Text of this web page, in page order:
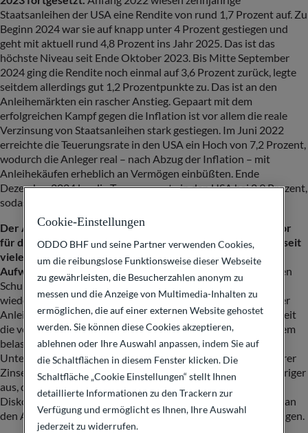
Staatsanleihen der USA eine Rendite von rund 1,7 Prozent auf. Zu
Beginn 2024 war sie auf knapp unter 4 Prozent gestiegen und
geht mit aktuell rund 4,8 Prozent ins Jahr 2025. Das ist das
höchste Niveau seit Ende Oktober 2023. Bis Mitte September
2024 ging die Rendite noch einmal auf 3,6 Prozent zurück, legte
seitdem allerdings gut 1,2 Prozentpunkte zu. Das ist an den
Anleihemärkten ein rascher Anstieg. Gepaart mit dem
erfolgreichen Kampf gegen die Inflation ist vor allem die reale
Verzinsung von Staatsanleihen stark gestiegen. Im Juni 2022
erreichte die Teuerungsrate in den USA ein Hoch von 7,2 Prozent,
wodurch die Anleger real – nach Abzug der Inflation – mit
Anleihekäufen erheblich an Vermögen einbüßten. Ende
Dezember 2024 lag die Teuerungsrate in den USA bei 2,9 Prozent,
sodass Anleger mit Anleihen nun auch real ein Plus erzielen.
Der Anstieg der Renditen könnte sich zu einem Risikofaktor
für die amerikanischen Aktienmärkte entwickeln, die sich seit
vielen Jahren in einer bemerkenswert langen
Aufwärtsbewegung befinden.
Hohe Anleiherenditen machen
Schuldtitel selbst im risikoarmen Investment-Grade-Bereich
wieder attraktiv für Anleger, die bis dahin angesichts niedriger
Anleiherenditen auf Aktien ausgewichen sind, aber in Wahrheit
die verlässlichen Zinszahlungen von Anleihen schätzen. Zudem
belasten höhere Zinsen an den Anleihemärkten viele
Unternehmen, die eine Finanzierung suchen. Aufgrund höherer
Zinsen fallen zudem künftige diskontierte Bewertungen niedriger
aus, da der für den künftigen Cashflow verwendete
Diskontierungssatz höher ist. Somit führen höhere Renditen an
den Anleihemärkten zu niedrigeren Unternehmensbewertungen.
Cookie-Einstellungen
ODDO BHF und seine Partner verwenden Cookies,
um die reibungslose Funktionsweise dieser Webseite
zu gewährleisten, die Besucherzahlen anonym zu
messen und die Anzeige von Multimedia-Inhalten zu
ermöglichen, die auf einer externen Website gehostet
werden. Sie können diese Cookies akzeptieren,
ablehnen oder Ihre Auswahl anpassen, indem Sie auf
die Schaltflächen in diesem Fenster klicken. Die
Schaltfläche „Cookie Einstellungen“ stellt Ihnen
detaillierte Informationen zu den Trackern zur
Verfügung und ermöglicht es Ihnen, Ihre Auswahl
jederzeit zu widerrufen.